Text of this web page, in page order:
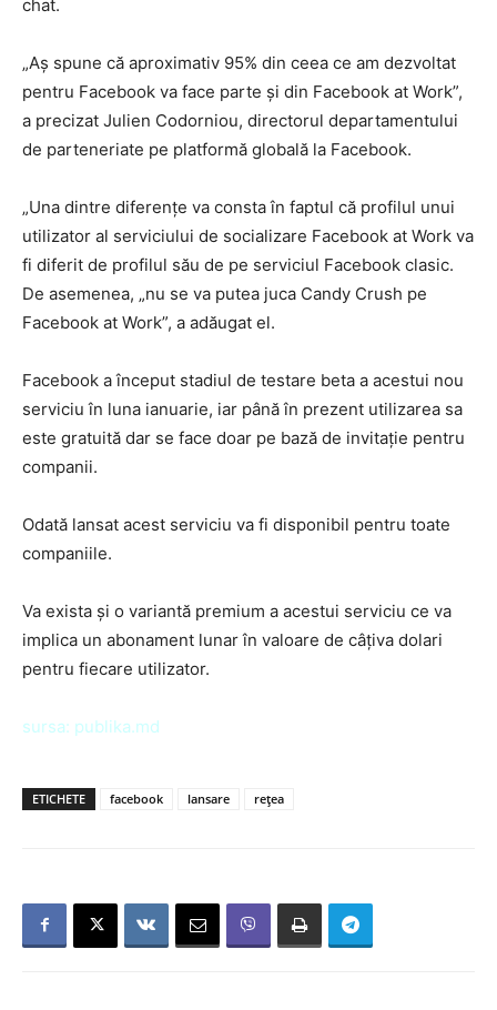
chat.
„Aş spune că aproximativ 95% din ceea ce am dezvoltat
pentru Facebook va face parte şi din Facebook at Work”,
a precizat Julien Codorniou, directorul departamentului
de parteneriate pe platformă globală la Facebook.
„Una dintre diferenţe va consta în faptul că profilul unui
utilizator al serviciului de socializare Facebook at Work va
fi diferit de profilul său de pe serviciul Facebook clasic.
De asemenea, „nu se va putea juca Candy Crush pe
Facebook at Work”, a adăugat el.
Facebook a început stadiul de testare beta a acestui nou
serviciu în luna ianuarie, iar până în prezent utilizarea sa
este gratuită dar se face doar pe bază de invitaţie pentru
companii.
Odată lansat acest serviciu va fi disponibil pentru toate
companiile.
Va exista şi o variantă premium a acestui serviciu ce va
implica un abonament lunar în valoare de câţiva dolari
pentru fiecare utilizator.
sursa: publika.md
ETICHETE facebook lansare rețea